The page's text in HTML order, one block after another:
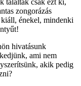
találták csak ezt ki,
zongorázás
énekel, mindenki
hivatásunk
ami nem
akik pedig